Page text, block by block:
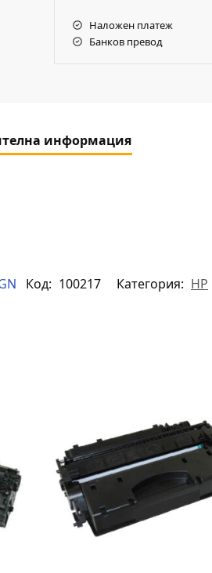
Наложен платеж
Банков превод
информация
Код: 100217 Категория: HP